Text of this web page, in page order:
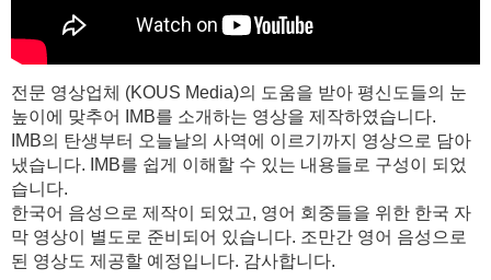
전문 영상업체 (KOUS Media)의 도움을 받아 평신도들의 눈
높이에 맞추어 IMB를 소개하는 영상을 제작하였습니다.
IMB의 탄생부터 오늘날의 사역에 이르기까지 영상으로 담아
냈습니다. IMB를 쉽게 이해할 수 있는 내용들로 구성이 되었
습니다.
한국어 음성으로 제작이 되었고, 영어 회중들을 위한 한국 자
막 영상이 별도로 준비되어 있습니다. 조만간 영어 음성으로
된 영상도 제공할 예정입니다. 감사합니다.